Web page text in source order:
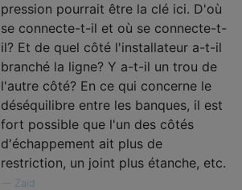
pression pourrait être la clé ici. D'où
se connecte-t-il et où se connecte-t-
il? Et de quel côté l'installateur a-t-il
branché la ligne? Y a-t-il un trou de
l'autre côté? En ce qui concerne le
déséquilibre entre les banques, il est
fort possible que l'un des côtés
d'échappement ait plus de
restriction, un joint plus étanche, etc.
Zaid